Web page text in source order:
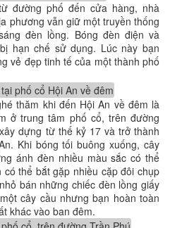
đường phố đến cửa hàng, nhà
phương vẫn giữ một truyền thống
đèn lồng. Bóng đèn điện và
hạn chế sử dụng. Lúc này bạn
vẻ đẹp tinh tế của một thành phố
thăm khi đến Hội An về đêm là
ở trung tâm phố cổ, trên đường
dựng từ thế kỷ 17 và trở thành
Khi bóng tối buông xuống, cây
ánh đèn nhiều màu sắc có thể
thể bắt gặp nhiều cặp đôi chụp
bán những chiếc đèn lồng giấy
cây cầu nhưng bạn hoàn toàn
khác vào ban đêm.